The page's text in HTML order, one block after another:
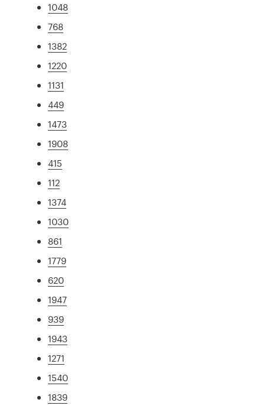
1048
768
1382
1220
1131
449
1473
1908
415
112
1374
1030
861
1779
620
1947
939
1943
1271
1540
1839